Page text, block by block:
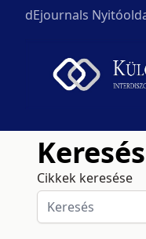
dEjournals
Keresés
Cikkek keresése